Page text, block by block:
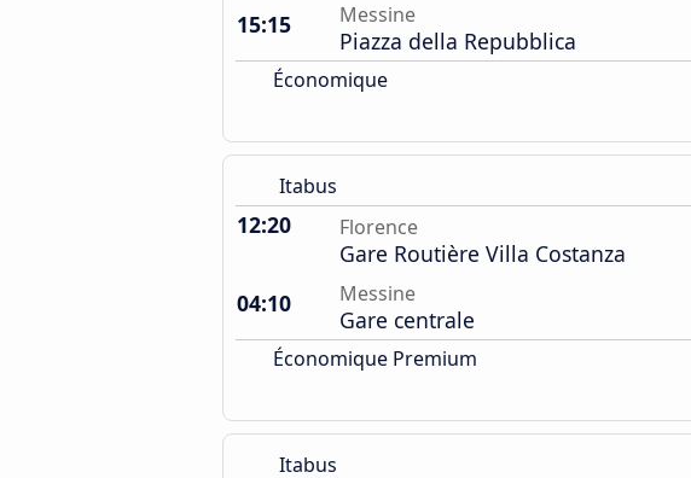
15:15
Messine
Piazza della Repubblica
Économique
Itabus
12:20 Florence
Gare Routière Villa Costanza
04:10
Messine
Gare centrale
Économique Premium
Itabus